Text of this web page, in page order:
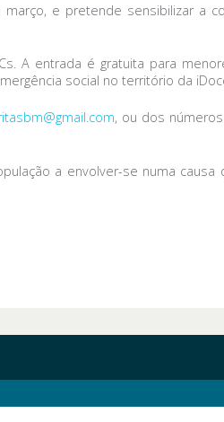
e pretende sensibilizar a
A entrada é gratuita para
social no território da
, ou dos
a envolver-se numa